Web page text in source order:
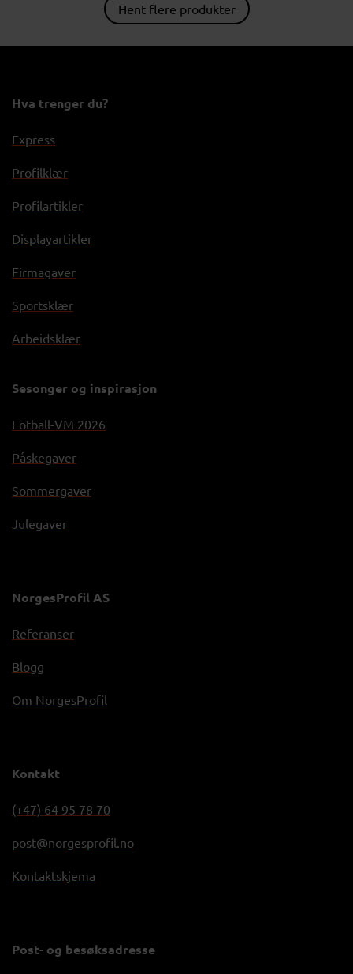
Hent flere produkter
Hva trenger du?
Express
Profilklær
Profilartikler
Displayartikler
Firmagaver
Sportsklær
Arbeidsklær
Sesonger og inspirasjon
Fotball-VM 2026
Påskegaver
Sommergaver
Julegaver
NorgesProfil AS
Referanser
Blogg
Om NorgesProfil
Kontakt
(+47) 64 95 78 70
post@norgesprofil.no
Kontaktskjema
Post- og besøksadresse